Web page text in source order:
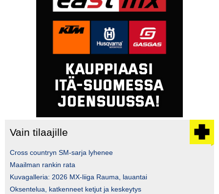
Vain tilaajille
Cross countryn SM-sarja lyhenee
Maailman rankin rata
Kuvagalleria: 2026 MX-liiga Rauma, lauantai
Oksentelua, katkenneet ketjut ja keskeytys